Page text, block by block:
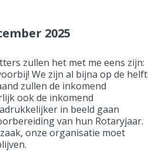
2025
zullen het met me eens zijn:
We zijn al bijna op de helft
zullen de inkomend
ook de inkomend
in beeld gaan
van hun Rotaryjaar.
onze organisatie moet